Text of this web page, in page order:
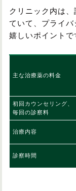
クリニック内は
ていて、プライ
嬉しいポイントで
主な治療薬の料金
初回カウンセリング、
毎回の診察料
治療内容
診察時間